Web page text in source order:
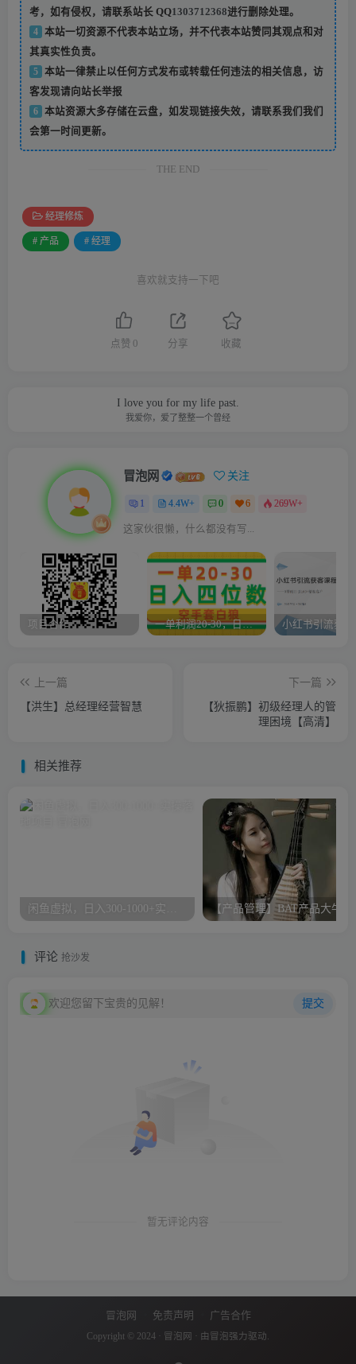
考，如有侵权，请联系站长 QQ1303712368进行删除处理。
4
本站一切资源不代表本站立场，并不代表本站赞同其观点和对
其真实性负责。
5
本站一律禁止以任何方式发布或转载任何违法的相关信息，访
客发现请向站长举报
6
本站资源大多存储在云盘，如发现链接失效，请联系我们我们
会第一时间更新。
THE END
经理修炼
# 产品 # 经理
喜欢就支持一下吧
点赞 0 分享 收藏
I love you for my life past.
我爱你，爱了整整一个曾经
冒泡网 关注
1 4.4W+ 0 6 269W+
这家伙很懒，什么都没有写...
项目合作 一单利润20-30，日入四位数，空手套白狼，只要做就能赚，简单无套路
上一篇
【洪生】总经理经营智慧
下一篇
【狄振鹏】初级经理人的管
理困境【高清】
相关推荐
评论 抢沙发
欢迎您留下宝贵的见解！ 提交
暂无评论内容
冒泡网 免责声明 广告合作
Copyright © 2024 · 冒泡网 · 由 冒泡 强力驱动.